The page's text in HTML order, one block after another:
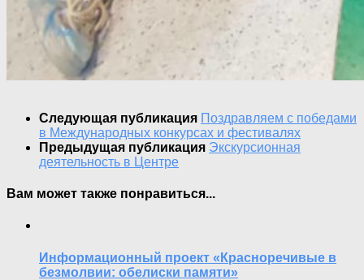
Следующая публикация Поздравляем с победами
в Международных конкурсах и фестивалях
Предыдущая публикация Экскурсионная
деятельность в Центре
Вам может также понравиться...
Информационный проект «Красноречивые в
безмолвии: обелиски памяти»